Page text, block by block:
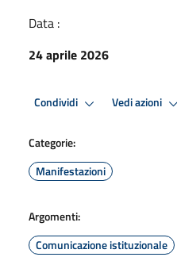
Data :
24 aprile 2026
Condividi Vedi azioni
Categorie:
Manifestazioni
Argomenti:
Comunicazione istituzionale